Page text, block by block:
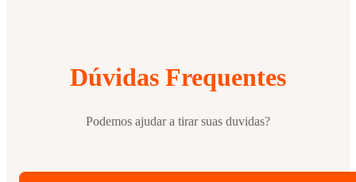
Dúvidas Frequentes
Podemos ajudar a tirar suas duvidas?